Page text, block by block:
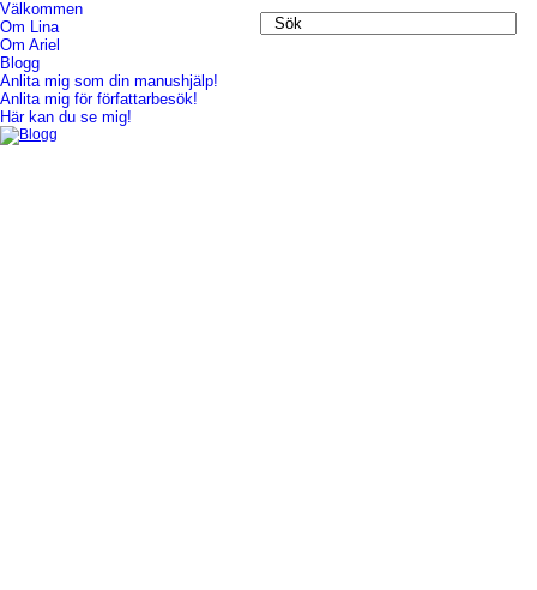
Välkommen
Om Lina
Om Ariel
Blogg
Anlita mig som din manushjälp!
Anlita mig för författarbesök!
Här kan du se mig!